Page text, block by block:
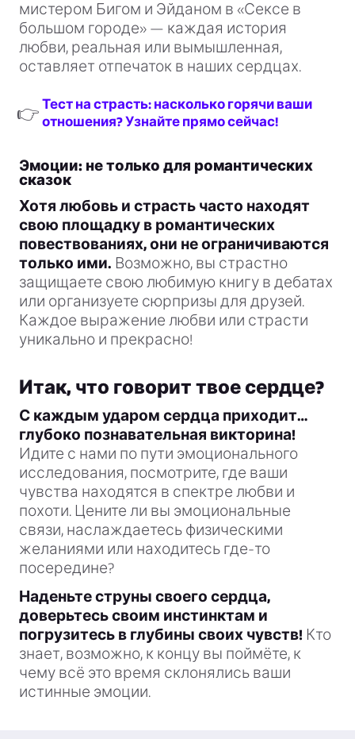
мистером Бигом и Эйданом в «Сексе в
большом городе» — каждая история
любви, реальная или вымышленная,
оставляет отпечаток в наших сердцах.
👉 Тест на страсть: насколько горячи ваши
отношения? Узнайте прямо сейчас!
Эмоции: не только для романтических
сказок
Хотя любовь и страсть часто находят
свою площадку в романтических
повествованиях, они не ограничиваются
только ими. Возможно, вы страстно
защищаете свою любимую книгу в дебатах
или организуете сюрпризы для друзей.
Каждое выражение любви или страсти
уникально и прекрасно!
Итак, что говорит твое сердце?
С каждым ударом сердца приходит…
глубоко познавательная викторина!
Идите с нами по пути эмоционального
исследования, посмотрите, где ваши
чувства находятся в спектре любви и
похоти. Цените ли вы эмоциональные
связи, наслаждаетесь физическими
желаниями или находитесь где-то
посередине?
Наденьте струны своего сердца,
доверьтесь своим инстинктам и
погрузитесь в глубины своих чувств! Кто
знает, возможно, к концу вы поймёте, к
чему всё это время склонялись ваши
истинные эмоции.